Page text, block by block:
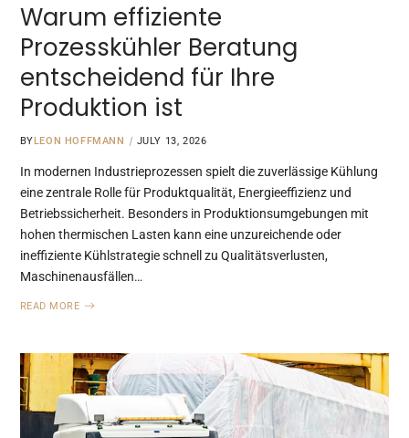
Warum effiziente
Prozesskühler Beratung
entscheidend für Ihre
Produktion ist
BY LEON HOFFMANN JULY 13, 2026
In modernen Industrieprozessen spielt die zuverlässige Kühlung
eine zentrale Rolle für Produktqualität, Energieeffizienz und
Betriebssicherheit. Besonders in Produktionsumgebungen mit
hohen thermischen Lasten kann eine unzureichende oder
ineffiziente Kühlstrategie schnell zu Qualitätsverlusten,
Maschinenausfällen…
READ MORE